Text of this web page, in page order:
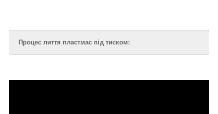
Процес лиття пластмас під тиском: